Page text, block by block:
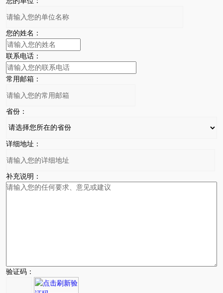
您的姓名：
联系电话：
常用邮箱：
省份：
详细地址：
补充说明：
验证码：